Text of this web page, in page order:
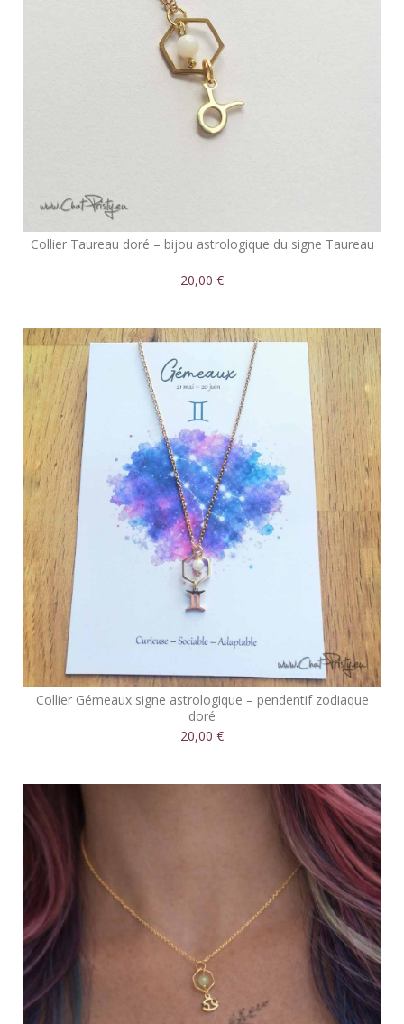
Collier Taureau doré – bijou astrologique du signe Taureau
20,00 €
Collier Gémeaux signe astrologique – pendentif zodiaque
doré
20,00 €